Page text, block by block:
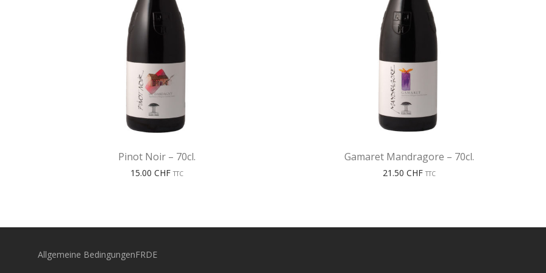
Pinot Noir – 70cl.
15.00 CHF TTC
Gamaret Mandragore – 70cl.
21.50CHF TTC
Allgemeine BedingungenFRDE